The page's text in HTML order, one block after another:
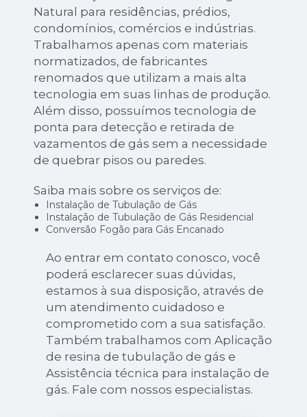
Natural para residências, prédios,
condomínios, comércios e indústrias.
Trabalhamos apenas com materiais
normatizados, de fabricantes
renomados que utilizam a mais alta
tecnologia em suas linhas de produção.
Além disso, possuímos tecnologia de
ponta para detecção e retirada de
vazamentos de gás sem a necessidade
de quebrar pisos ou paredes.
Saiba mais sobre os serviços de:
Instalação de Tubulação de Gás
Instalação de Tubulação de Gás Residencial
Conversão Fogão para Gás Encanado
Ao entrar em contato conosco, você
poderá esclarecer suas dúvidas,
estamos à sua disposição, através de
um atendimento cuidadoso e
comprometido com a sua satisfação.
Também trabalhamos com Aplicação
de resina de tubulação de gás e
Assistência técnica para instalação de
gás. Fale com nossos especialistas.